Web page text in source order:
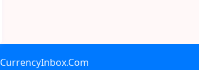
CurrencyInbox.Com